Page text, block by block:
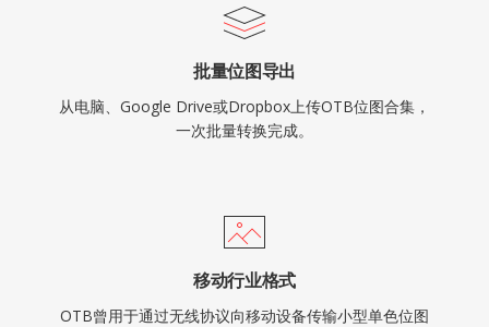
批量位图导出
从电脑、Google Drive或Dropbox上传OTB位图合集，
一次批量转换完成。
移动行业格式
OTB曾用于通过无线协议向移动设备传输小型单色位图